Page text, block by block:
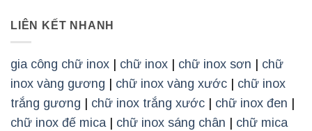
LIÊN KẾT NHANH
gia công chữ inox chữ inox chữ inox sơn
chữ
inox vàng gương
chữ inox vàng xước
chữ inox
trắng gương
chữ inox trắng xước chữ inox đen
chữ inox đế mica| chữ inox sáng chân
chữ mica